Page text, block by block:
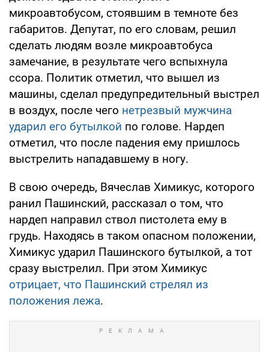
микроавтобусом, стоявшим в темноте без
габаритов. Депутат, по его словам, решил
сделать людям возле микроавтобуса
замечание, в результате чего вспыхнула
ссора. Политик отметил, что вышел из
машины, сделал предупредительный выстрел
в воздух, после чего нетрезвый мужчина
ударил его бутылкой по голове. Нардеп
отметил, что после падения ему пришлось
выстрелить нападавшему в ногу.
В свою очередь, Вячеслав Химикус, которого
ранил Пашинский, рассказал о том, что
нардеп направил ствол пистолета ему в
грудь. Находясь в таком опасном положении,
Химикус ударил Пашинского бутылкой, а тот
сразу выстрелил. При этом Химикус
отрицает, что Пашинский стрелял из
положения лежа.